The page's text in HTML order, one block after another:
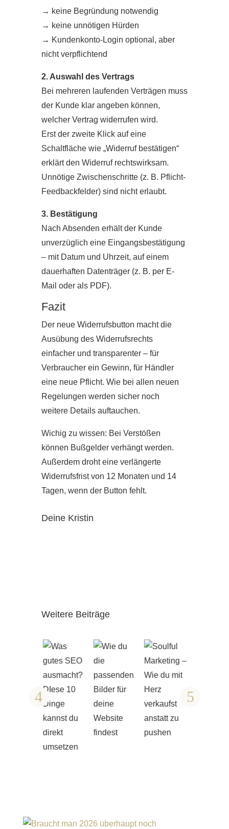
→ keine Begründung notwendig
→ keine unnötigen Hürden
→ Kundenkonto-Login optional, aber
nicht verpflichtend
2. Auswahl des Vertrags
Bei mehreren laufenden Verträgen muss
der Kunde klar angeben können,
welcher Vertrag widerrufen wird.
Erst der zweite Klick auf eine
Schaltfläche wie „Widerruf bestätigen“
erklärt den Widerruf rechtswirksam.
Unnötige Zwischenschritte (z. B. Pflicht-
Feedbackfelder) sind nicht erlaubt.
3. Bestätigung
Nach Absenden erhält der Kunde
unverzüglich eine Eingangsbestätigung
– mit Datum und Uhrzeit, auf einem
dauerhaften Datenträger (z. B. per E-
Mail oder als PDF).
Fazit
Der neue Widerrufsbutton macht die
Ausübung des Widerrufsrechts
einfacher und transparenter – für
Verbraucher ein Gewinn, für Händler
eine neue Pflicht. Wie bei allen neuen
Regelungen werden sicher noch
weitere Details auftauchen.
Wichig zu wissen: Bei Verstößen
können Bußgelder verhängt werden.
Außerdem droht eine verlängerte
Widerrufsfrist von 12 Monaten und 14
Tagen, wenn der Button fehlt.
Deine Kristin
Weitere Beiträge